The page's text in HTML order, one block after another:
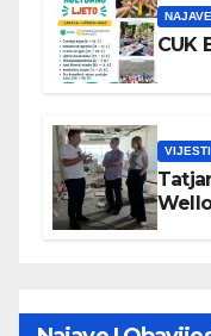
NAJAVE
CUK
VIJESTI